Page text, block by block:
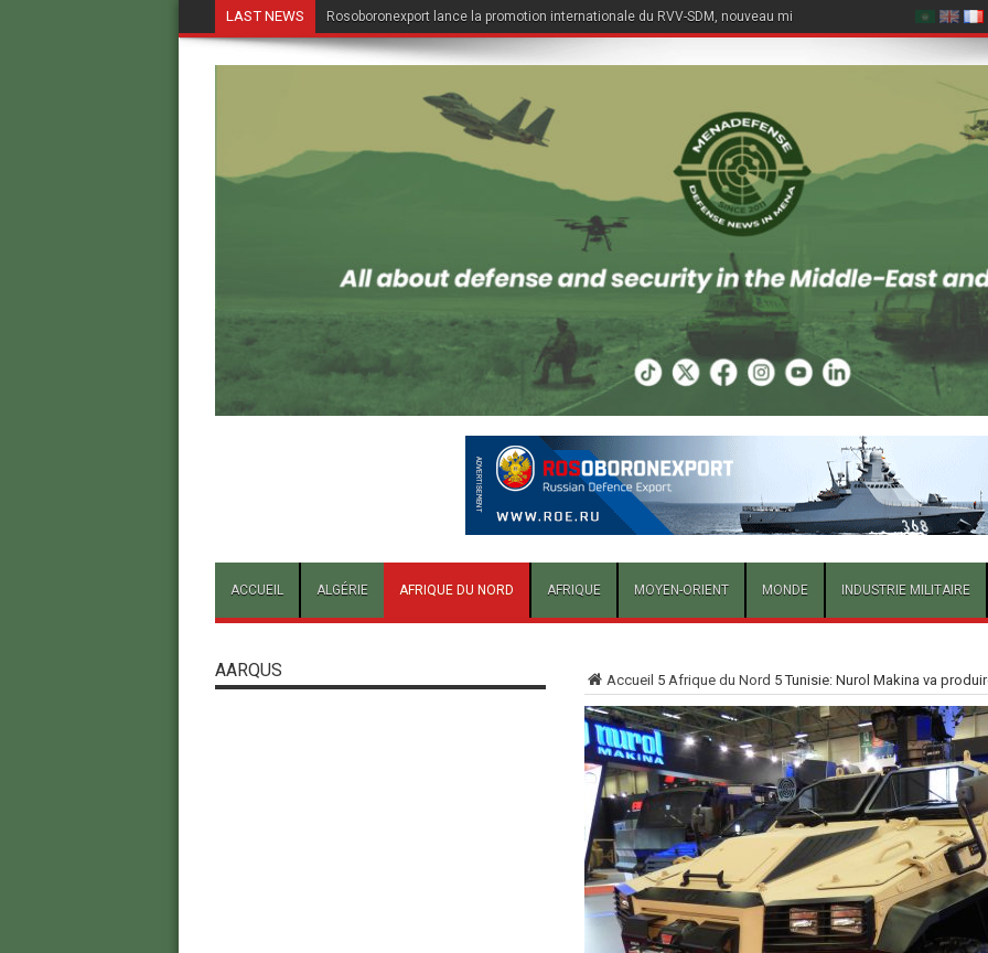
LAST NEWS Rosoboronexport lance la promotion internationale du RVV-SDM, nouveau missile air-air du Su-57E
ACCUEIL ALGÉRIE AFRIQUE DU NORD AFRIQUE MOYEN-ORIENT MONDE INDUSTRIE MILITAIRE
Accueil 5 Afrique du Nord 5Tunisie: Nurol Makina va
AARQUS